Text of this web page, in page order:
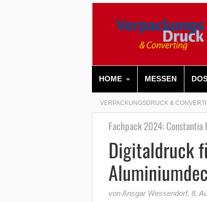
HOME MESSEN
VERPACKUNGSDRUCK &
Fachpack 2024: Constantia
Digitaldruck
von Ansgar Wessendorf, 8.